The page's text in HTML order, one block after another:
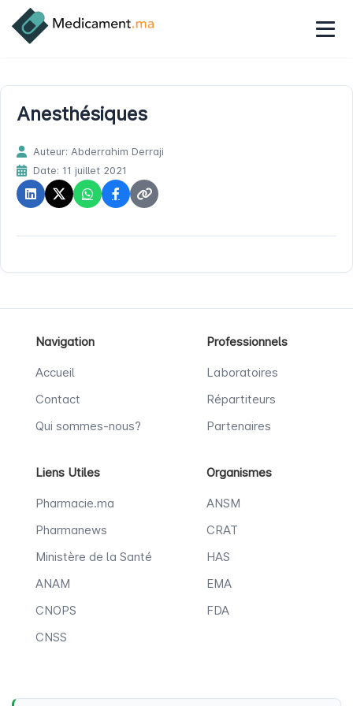
Anesthésiques
Auteur: Abderrahim Derraji
Date: 11 juillet 2021
Navigation
Accueil
Contact
Qui sommes-nous?
Professionnels
Laboratoires
Répartiteurs
Partenaires
Liens Utiles
Pharmacie.ma
Pharmanews
Ministère de la Santé
ANAM
CNOPS
CNSS
Organismes
ANSM
CRAT
HAS
EMA
FDA